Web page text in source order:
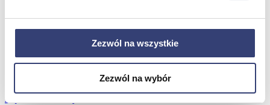
Zezwól na wszystkie
Zezwól na wybór
Aquatizer Testowy